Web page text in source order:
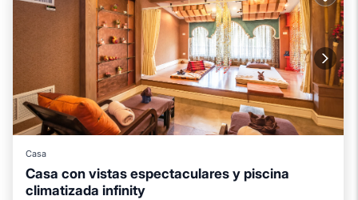
Casa
Casa con vistas espectaculares y piscina
climatizada infinity
Piscina privada